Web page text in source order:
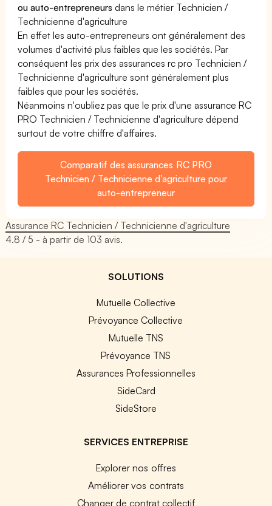
ou auto-entrepreneurs dans le métier Technicien /
Technicienne d'agriculture
En effet les auto-entrepreneurs ont généralement des
volumes d'activité plus faibles que les sociétés. Par
conséquent les prix des assurances rc pro Technicien /
Technicienne d'agriculture sont généralement plus
faibles que pour les sociétés.
Néanmoins n'oubliez pas que le prix d'une assurance RC
PRO Technicien / Technicienne d'agriculture dépend
surtout de votre chiffre d'affaires.
Comparatif des assurances RC PRO
Technicien / Technicienne d'agriculture pour
auto-entrepreneur
Assurance RC Technicien / Technicienne d'agriculture
4.8 / 5 - à partir de103 avis.
SOLUTIONS
Mutuelle Collective
Prévoyance Collective
Mutuelle TNS
Prévoyance TNS
Assurances Professionnelles
SideCard
SideStore
SERVICES ENTREPRISE
Explorer nos offres
Améliorer vos contrats
Changer de contrat collectif